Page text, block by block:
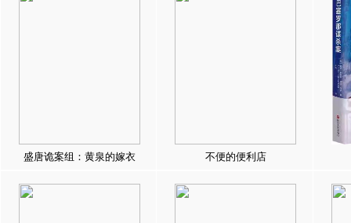
盛唐诡案组：黄泉的嫁衣 不便的便利店